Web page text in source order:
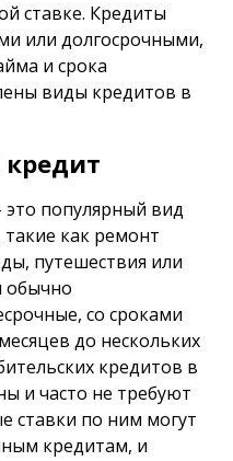
ставке. Кредиты
или долгосрочными,
и срока
виды кредитов в
кредит
популярный вид
как ремонт
путешествия или
обычно
со сроками
до нескольких
кредитов в
и часто не требуют
ставки по ним могут
кредитам, и